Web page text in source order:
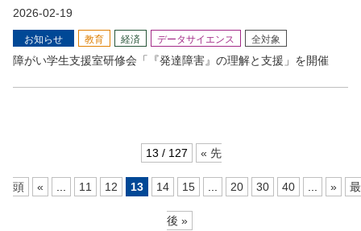
2026-02-19
お知らせ 教育 経済 データサイエンス 全対象
障がい学生支援室研修会「『発達障害』の理解と支援」を開催
13 / 127 « 先
頭 « 11 12 13 14 15 20 30 40 » 最
後 »